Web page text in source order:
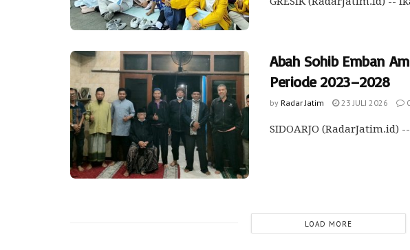
Abah Sohib Emban
Periode 2023–2028
by Radar Jatim 23 JULI 2026
SIDOARJO (RadarJatim.id)
LOAD MORE